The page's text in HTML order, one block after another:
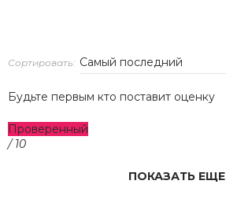
Сортировать:
Будьте первым кто поставит оценку
Проверенный
/ 10
ПОКАЗАТЬ ЕЩЕ